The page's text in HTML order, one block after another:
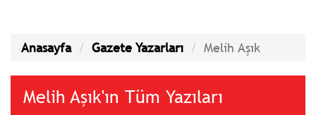
Anasayfa Gazete Yazarları Melih Aşık
Melih Aşık'ın Tüm Yazıları